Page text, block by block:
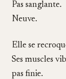
Pas sanglante.
Neuve.
Elle se
Ses muscles
pas finie.